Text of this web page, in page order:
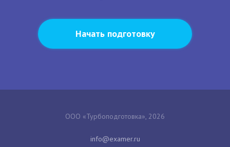
Начать подготовку
ООО «Турбоподготовка», 2026